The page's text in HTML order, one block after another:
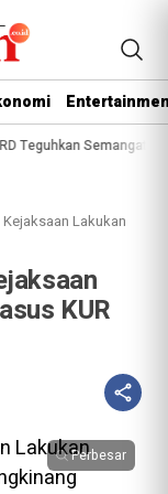
Semangat
Lakukan
KUR
Perbesar